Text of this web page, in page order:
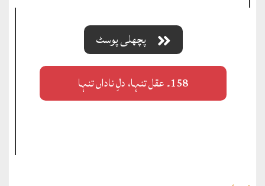
پچھلی پوسٹ
158۔ عقل تنہا، دلِ ناداں تنہا